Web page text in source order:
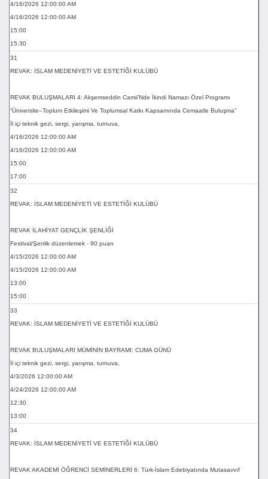
4/16/2026 12:00:00 AM
4/16/2026 12:00:00 AM
15:00
15:30
31
REVAK: İSLAM MEDENİYETİ VE ESTETİĞİ KULÜBÜ
REVAK BULUŞMALARI 4: Akşemseddin Camii’Nde İkindi Namazı Özel Programı
“Üniversite–Toplum Etkileşimi Ve Toplumsal Katkı Kapsamında Cemaatle Buluşma”
İl içi teknik gezi, sergi, yarışma, turnuva,
4/16/2026 12:00:00 AM
4/16/2026 12:00:00 AM
15:00
17:00
32
REVAK: İSLAM MEDENİYETİ VE ESTETİĞİ KULÜBÜ
REVAK İLAHİYAT GENÇLİK ŞENLİĞİ
Festival/Şenlik düzenlemek - 90 puan
4/15/2026 12:00:00 AM
4/15/2026 12:00:00 AM
13:00
15:00
33
REVAK: İSLAM MEDENİYETİ VE ESTETİĞİ KULÜBÜ
REVAK BULUŞMALARI MÜMİNİN BAYRAMI: CUMA GÜNÜ
İl içi teknik gezi, sergi, yarışma, turnuva,
4/3/2026 12:00:00 AM
4/24/2026 12:00:00 AM
12:30
13:00
34
REVAK: İSLAM MEDENİYETİ VE ESTETİĞİ KULÜBÜ
REVAK AKADEMİ ÖĞRENCİ SEMİNERLERİ 6: Türk-İslam Edebiyatında Mutasavvıf